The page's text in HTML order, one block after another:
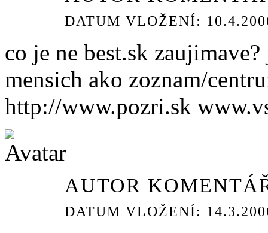
DATUM VLOŽENÍ:
co je ne best.sk
mensich ako zoznam/
http://www.pozri.sk
AUTOR
DATUM VLOŽENÍ: